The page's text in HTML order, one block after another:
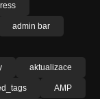
admin bar
aktualizace
AMP